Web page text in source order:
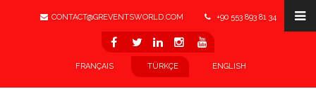
CONTACT@GREVENTSWORLD.COM +90 553 893 81 34
LINKEDIN
FRANÇAIS TÜRKÇE ENGLISH